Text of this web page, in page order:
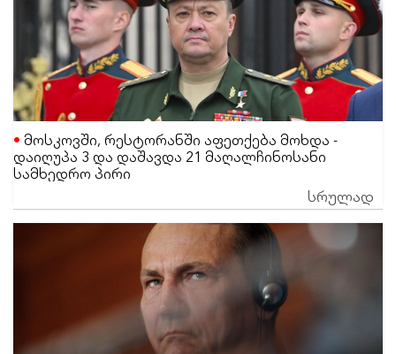
მოსკოვში, რესტორანში აფეთქება მოხდა -
დაიღუპა 3 და დაშავდა 21 მაღალჩინოსანი
სამხედრო პირი
სრულად